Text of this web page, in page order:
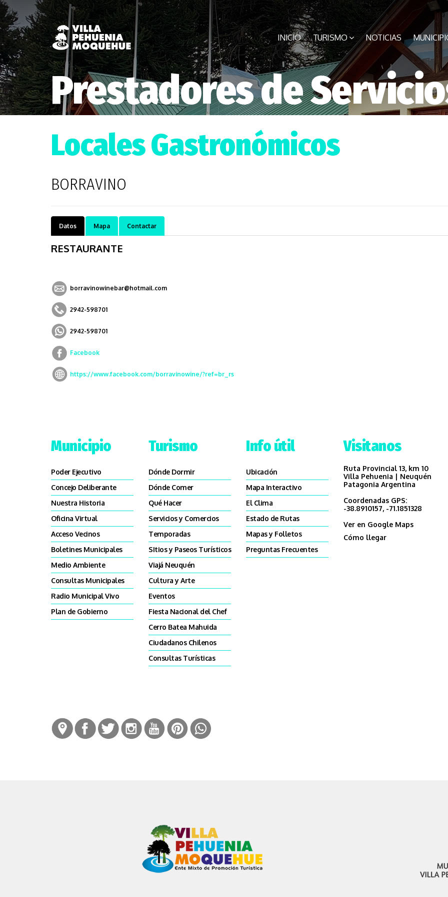
INICIO TURISMO NOTICIAS
Prestadores de
Locales Gastronómicos
BORRAVINO
Datos Mapa Contactar
RESTAURANTE
borravinowinebar@hotmail.com
2942-598701
2942-598701
Facebook
https://www.facebook.com/borravinowine/?ref=br_rs
Municipio
Poder Ejecutivo
Concejo Deliberante
Nuestra Historia
Oficina Virtual
Acceso Vecinos
Boletines Municipales
Medio Ambiente
Consultas Municipales
Radio Municipal Vivo
Plan de Gobierno
Turismo
Dónde Dormir
Dónde Comer
Qué Hacer
Servicios y Comercios
Temporadas
SItios y Paseos Turísticos
Viajá Neuquén
Cultura y Arte
Eventos
Fiesta Nacional del Chef
Cerro Batea Mahuida
Ciudadanos Chilenos
Consultas Turísticas
Info útil
Ubicación
Mapa Interactivo
El Clima
Estado de Rutas
Mapas y Folletos
Preguntas Frecuentes
Visitanos
Ruta Provincial 13, km 10
Villa Pehuenia | Neuquén
Patagonia Argentina
Coordenadas GPS:
-38.8910157, -71.1851328
Ver en Google Maps
Cómo llegar